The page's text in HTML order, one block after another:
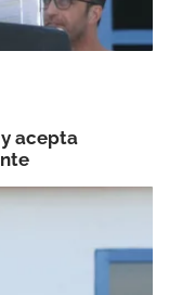
acepta